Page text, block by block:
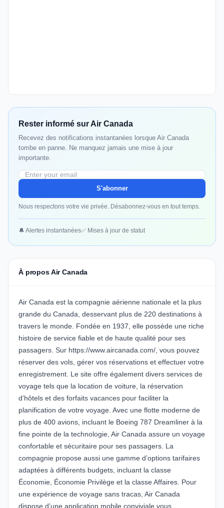
Rester informé sur Air Canada
Recevez des notifications instantanées lorsque Air Canada
tombe en panne. Ne manquez jamais une mise à jour
importante.
S'abonner
Nous respectons votre vie privée. Désabonnez-vous en tout temps.
🔔 Alertes instantanées✅ Mises à jour de statut
À propos Air Canada
Air Canada est la compagnie aérienne nationale et la plus
grande du Canada, desservant plus de 220 destinations à
travers le monde. Fondée en 1937, elle possède une riche
histoire de service fiable et de haute qualité pour ses
passagers. Sur https://www.aircanada.com/, vous pouvez
réserver des vols, gérer vos réservations et effectuer votre
enregistrement. Le site offre également divers services de
voyage tels que la location de voiture, la réservation
d’hôtels et des forfaits vacances pour faciliter la
planification de votre voyage. Avec une flotte moderne de
plus de 400 avions, incluant le Boeing 787 Dreamliner à la
fine pointe de la technologie, Air Canada assure un voyage
confortable et sécuritaire pour ses passagers. La
compagnie propose aussi une gamme d’options tarifaires
adaptées à différents budgets, incluant la classe
Économie, Économie Privilège et la classe Affaires. Pour
une expérience de voyage sans tracas, Air Canada
dispose d’une application mobile conviviale vous